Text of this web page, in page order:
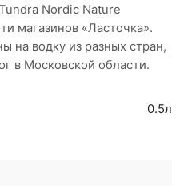
Nordic Nature
магазинов «Ласточка».
на водку из разных стран,
в Московской области.
0.5л